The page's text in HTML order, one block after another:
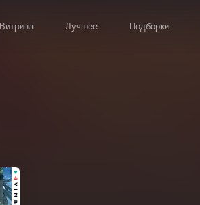
Витрина Лучшее Подборки